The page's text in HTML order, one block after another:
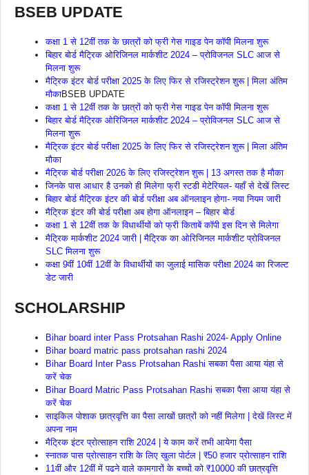
BSEB UPDATE
कक्षा 1 से 12वीं तक के छात्रों को फ्री गेस गाइड पेन कॉपी मिलना शुरू
बिहार बोर्ड मैट्रिक ओरिजिनल मार्कशीट 2024 – प्रोविजनल SLC आज से
मिलना शुरू
मैट्रिक इंटर बोर्ड परीक्षा 2025 के लिए फिर से रजिस्ट्रेशन शुरू | मिला अंतिम
मौकाBSEB UPDATE
कक्षा 1 से 12वीं तक के छात्रों को फ्री गेस गाइड पेन कॉपी मिलना शुरू
बिहार बोर्ड मैट्रिक ओरिजिनल मार्कशीट 2024 – प्रोविजनल SLC आज से
मिलना शुरू
मैट्रिक इंटर बोर्ड परीक्षा 2025 के लिए फिर से रजिस्ट्रेशन शुरू | मिला अंतिम
मौका
मैट्रिक बोर्ड परीक्षा 2026 के लिए रजिस्ट्रेशन शुरू | 13 अगस्त तक है मौका
जिनके पास आधार है उनको ही मिलेगा फ्री स्टडी मेटेरियल- यहाँ से देखें लिस्ट
बिहार बोर्ड मैट्रिक इंटर की बोर्ड परीक्षा अब ऑनलाइन होगा- नया नियम जारी
मैट्रिक इंटर की बोर्ड परीक्षा अब होगा ऑनलाइन – बिहार बोर्ड
कक्षा 1 से 12वीं तक के विधार्थीयों को फ्री किताबें कॉपी इस दिन से मिलेगा
मैट्रिक मार्कशीट 2024 जारी | मैट्रिक का ओरिजिनल मार्कशीट प्रोविजनल
SLC मिलना शुरू
कक्षा 9वीं 10वीं 12वीं के विधार्थीयों का जुलाई मासिक परीक्षा 2024 का रिजल्ट
डेट जारी
SCHOLARSHIP
Bihar board inter Pass Protsahan Rashi 2024- Apply Online
Bihar board matric pass protsahan rashi 2024
Bihar Board Inter Pass Protsahan Rashi सबका पैसा आया यंहा से
करें चेक
Bihar Board Matric Pass Protsahan Rashi सबका पैसा आया यंहा से
करें चेक
साइकिल पोशाक छात्रवृत्ति का पैसा लाखों छात्रों को नहीं मिलेगा | देखें लिस्ट में
अपना नाम
मैट्रिक इंटर प्रोत्साहन राशि 2024 | ये काम करें तभी आयेगा पैसा
स्नातक पास प्रोत्साहन राशि के लिए खुला पोर्टल | ₹50 हजार प्रोत्साहन राशि
11वीं और 12वीं में पढने वाले कामगारों के बच्चों को ₹10000 की छात्रवृत्ति